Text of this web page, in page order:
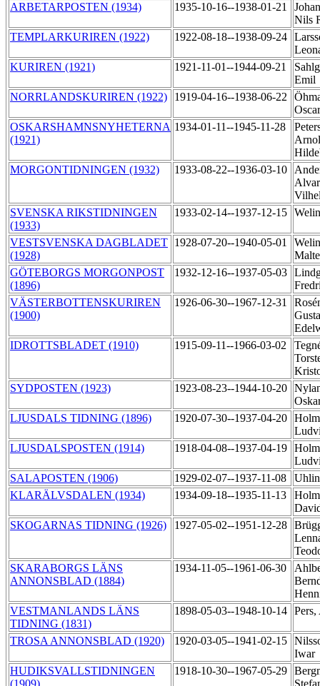
ARBETARPOSTEN (1934)
1935-10-16--1938-01-21
Nils
TEMPLARKURIREN (1922)
1922-08-18--1938-09-24
KURIREN (1921)
1921-11-01--1944-09-21
Emil
NORRLANDSKURIREN (1922)
1919-04-16--1938-06-22
OSKARSHAMNSNYHETERNA
(1921)
1934-01-11--1945-11-28
MORGONTIDNINGEN (1932)
1933-08-22--1936-03-10
SVENSKA RIKSTIDNINGEN
(1933)
1933-02-14--1937-12-15
VESTSVENSKA DAGBLADET
(1928)
1928-07-20--1940-05-01
GÖTEBORGS MORGONPOST
(1896)
1932-12-16--1937-05-03
VÄSTERBOTTENSKURIREN
(1900)
1926-06-30--1967-12-31
IDROTTSBLADET (1910)
1915-09-11--1966-03-02
SYDPOSTEN (1923)
1923-08-23--1944-10-20
LJUSDALS TIDNING (1896)
1920-07-30--1937-04-20
LJUSDALSPOSTEN (1914)
1918-04-08--1937-04-19
SALAPOSTEN (1906)
1929-02-07--1937-11-08
KLARÄLVSDALEN (1934)
1934-09-18--1935-11-13
SKOGARNAS TIDNING (1926)
1927-05-02--1951-12-28
SKARABORGS LÄNS
ANNONSBLAD (1884)
1934-11-05--1961-06-30
VESTMANLANDS LÄNS
TIDNING (1831)
1898-05-03--1948-10-14
TROSA ANNONSBLAD (1920) 1920-03-05--1941-02-15
Iwar
HUDIKSVALLSTIDNINGEN
1918-10-30--1967-05-29